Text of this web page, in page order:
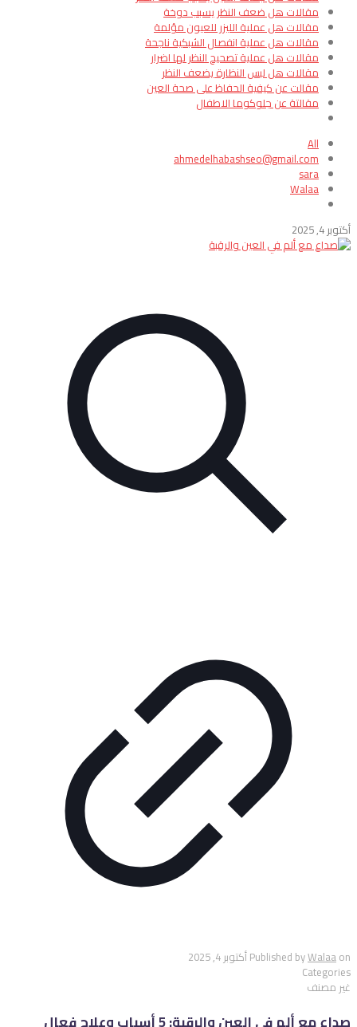
مقالات هل ضعف النظر يسبب دوخة
مقالات هل عملية الليزر للعيون مؤلمة
مقالات هل عملية انفصال الشبكية ناجحة
مقالات هل عملية تصحيح النظر لها اضرار
مقالات هل لبس النظارة يضعف النظر
مقالت عن كيفية الحفاظ على صحة العين
مقالتة عن جلوكوما الاطفال
All
ahmedelhabashseo@gmail.com
sara
Walaa
أكتوبر 4, 2025
Published byWalaaon أكتوبر 4, 2025
Categories
غير مصنف